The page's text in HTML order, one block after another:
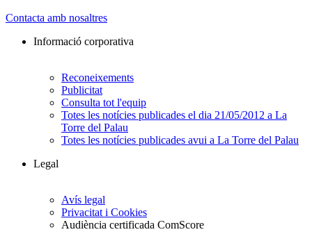
Contacta amb nosaltres
Informació corporativa
Reconeixements
Publicitat
Consulta tot l'equip
Totes les notícies publicades el dia 21/05/2012 a La
Torre del Palau
Totes les notícies publicades avui a La Torre del Palau
Legal
Avís legal
Privacitat i Cookies
Audiència certificada ComScore